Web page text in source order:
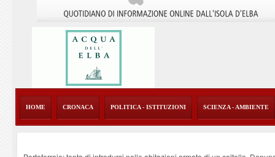
HOME CRONACA POLITICA - ISTITUZIONI SCIENZA - AMBIENTE